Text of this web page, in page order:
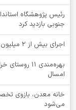
رئیس پژوهشگاه
جنوبی بازدید کرد
اجرای بیش از ۲ میلیون مترمربع آسفالت معابر طی چهار سال گذشته
بهره‌مندی
امسال
خانه معدن، بازوی
می‌شود